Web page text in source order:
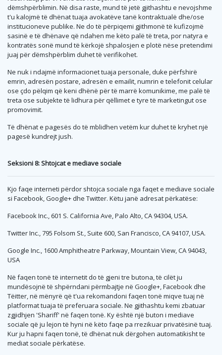
dëmshpërblimin. Në disa raste, mund të jetë gjithashtu e nevojshme
t'u kalojmë të dhënat tuaja avokatëve tanë kontraktualë dhe/ose
institucioneve publike. Ne do të përpiqemi gjithmonë të kufizojmë
sasinë e të dhënave që ndahen me këto palë të treta, por natyra e
kontratës sonë mund të kërkojë shpalosjen e plotë nëse pretendimi
juaj për dëmshpërblim duhet të verifikohet.
Ne nuk i ndajmë informacionet tuaja personale, duke përfshirë
emrin, adresën postare, adresën e emailit, numrin e telefonit celular
ose çdo pëlqim që keni dhënë për të marrë komunikime, me palë të
treta ose subjekte të lidhura për qëllimet e tyre të marketingut ose
promovimit.
Të dhënat e pagesës do të mblidhen vetëm kur duhet të kryhet një
pagesë kundrejt jush.
Seksioni 8: Shtojcat e mediave sociale
Kjo faqe interneti përdor shtojca sociale nga faqet e mediave sociale
si Facebook, Google+ dhe Twitter. Këtu janë adresat përkatëse:
Facebook Inc., 601 S. California Ave, Palo Alto, CA 94304, USA.
Twitter Inc., 795 Folsom St., Suite 600, San Francisco, CA 94107, USA.
Google Inc., 1600 Amphitheatre Parkway, Mountain View, CA 94043,
USA
Në faqen tonë të internetit do të gjeni tre butona, të cilët ju
mundësojnë të shpërndani përmbajtje në Google+, Facebook dhe
Tëitter, në mënyrë që t'ua rekomandoni faqen tonë miqve tuaj në
platformat tuaja të preferuara sociale. Ne gjithashtu kemi zbatuar
zgjidhjen 'Shariff' në faqen tonë. Ky është një buton i mediave
sociale që ju lejon të hyni në këto faqe pa rrezikuar privatësinë tuaj.
Kur ju hapni faqen tonë, të dhënat nuk dërgohen automatikisht te
mediat sociale përkatëse.